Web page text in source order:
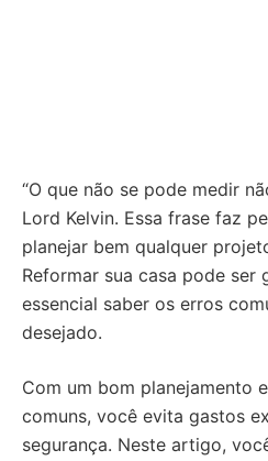
“O que não se pode medir
Lord Kelvin. Essa frase faz
planejar bem qualquer
Reformar sua casa pode ser
essencial saber os erros
desejado.
Com um bom planejamento
comuns, você evita gastos
segurança. Neste artigo,